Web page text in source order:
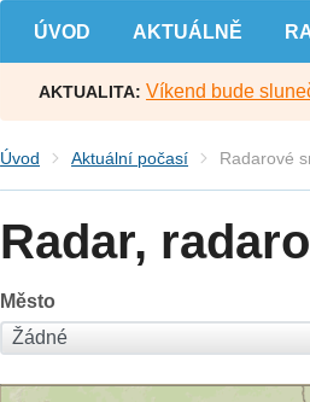
ÚVOD AKTUÁLNĚ
AKTUALITA: Víkend bude
Úvod Aktuální počasí Radarové
Radar,
Město